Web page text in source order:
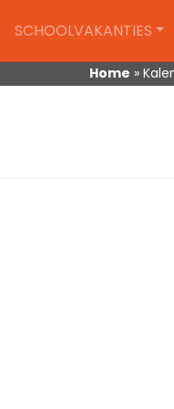
SCHOOLVAKANTIES
Home »